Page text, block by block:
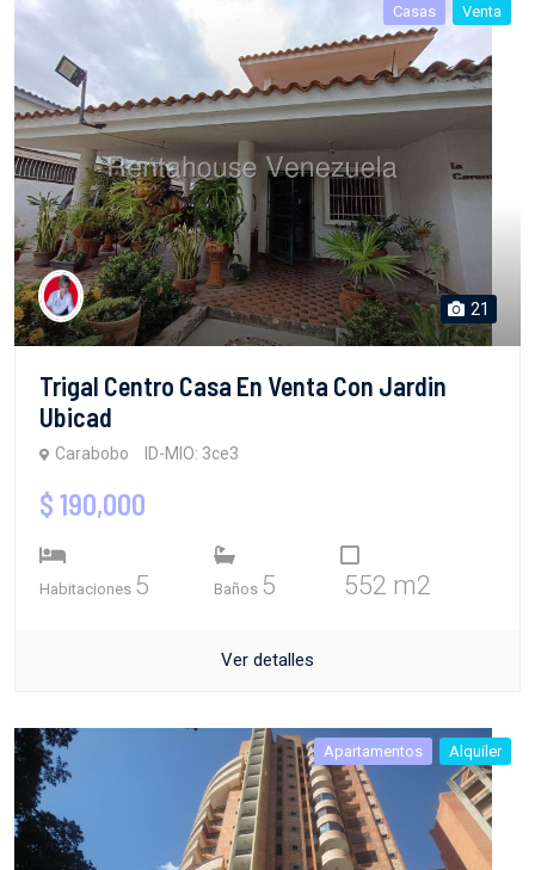
Casas Venta
21
Trigal Centro Casa En Venta Con Jardin
Ubicad
Carabobo ID-MIO: 3ce3
$ 190,000
Habitaciones 5 Baños 5 552 m2
Ver detalles
Apartamentos Alquiler